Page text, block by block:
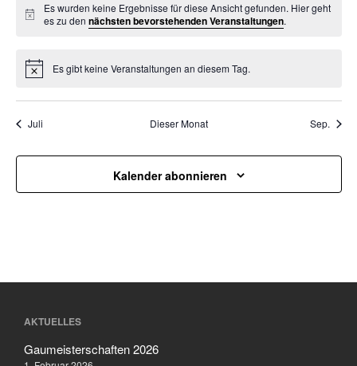
Links
Vizemeisterin im
Notice
Es wurden keine Ergebnisse für diese Ansicht gefunden. Hier geht
es zu dennächsten bevorstehenden Veranstaltungen.
Notice Es gibt keine Veranstaltungen an diesem Tag.
Juli Dieser Monat Sep.
Kalender abonnieren
AKTUELLES
Gaumeisterschaften 2026